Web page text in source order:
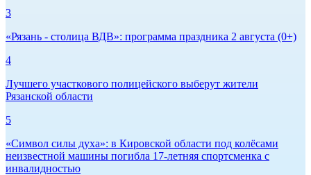
3
«Рязань - столица ВДВ»: программа праздника 2 августа (0+)
4
Лучшего участкового полицейского выберут жители
Рязанской области
5
«Символ силы духа»: в Кировской области под колёсами
неизвестной машины погибла 17-летняя спортсменка с
инвалидностью